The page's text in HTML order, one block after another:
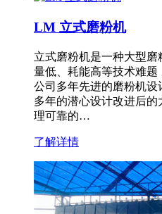
LM 立式磨粉机
立式磨粉机是一种大型
量低、耗能高等技术难
公司多年先进的磨粉机
多年的潜心设计改进后
理可靠的…
了解详情